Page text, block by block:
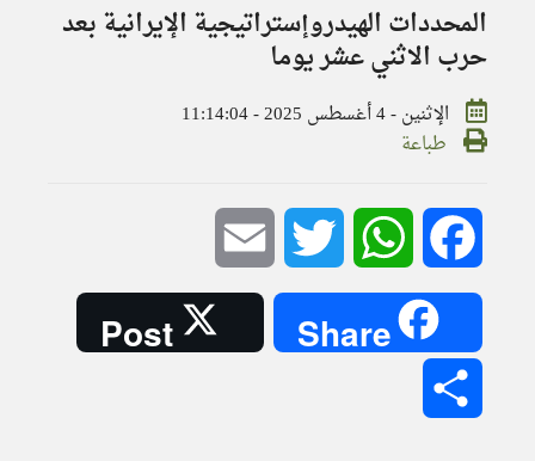
المحددات الهيدروإستراتيجية الإيرانية بعد
حرب الاثني عشر يوما
الإثنين - 4 أغسطس 2025 - 11:14:04
طباعة
Facebook
WhatsApp
Twitter
Share
Post